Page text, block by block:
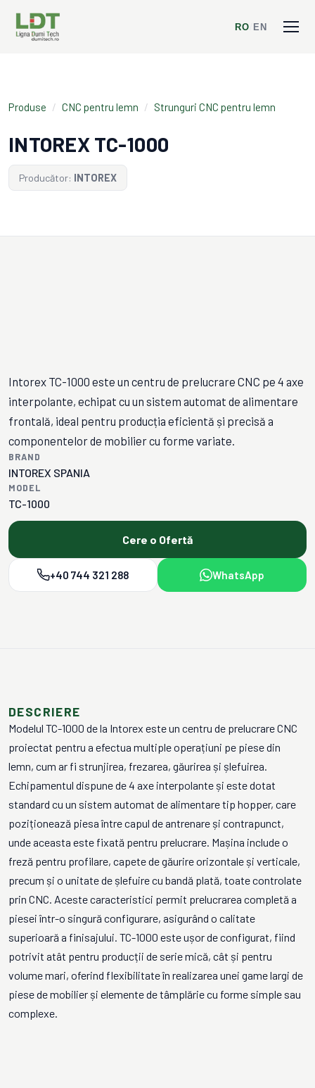
RO EN
Produse / CNC pentru lemn / Strunguri CNC pentru lemn
INTOREX TC-1000
Producător: INTOREX
Intorex TC-1000 este un centru de prelucrare CNC pe 4 axe
interpolante, echipat cu un sistem automat de alimentare
frontală, ideal pentru producția eficientă și precisă a
componentelor de mobilier cu forme variate.
BRAND
INTOREX SPANIA
MODEL
TC-1000
Cere o Ofertă
+40 744 321 288 WhatsApp
DESCRIERE
Modelul TC-1000 de la Intorex este un centru de prelucrare CNC
proiectat pentru a efectua multiple operațiuni pe piese din
lemn, cum ar fi strunjirea, frezarea, găurirea și șlefuirea.
Echipamentul dispune de 4 axe interpolante și este dotat
standard cu un sistem automat de alimentare tip hopper, care
poziționează piesa între capul de antrenare și contrapunct,
unde aceasta este fixată pentru prelucrare. Mașina include o
freză pentru profilare, capete de găurire orizontale și verticale,
precum și o unitate de șlefuire cu bandă plată, toate controlate
prin CNC. Aceste caracteristici permit prelucrarea completă a
piesei într-o singură configurare, asigurând o calitate
superioară a finisajului. TC-1000 este ușor de configurat, fiind
potrivit atât pentru producții de serie mică, cât și pentru
volume mari, oferind flexibilitate în realizarea unei game largi de
piese de mobilier și elemente de tâmplărie cu forme simple sau
complexe.